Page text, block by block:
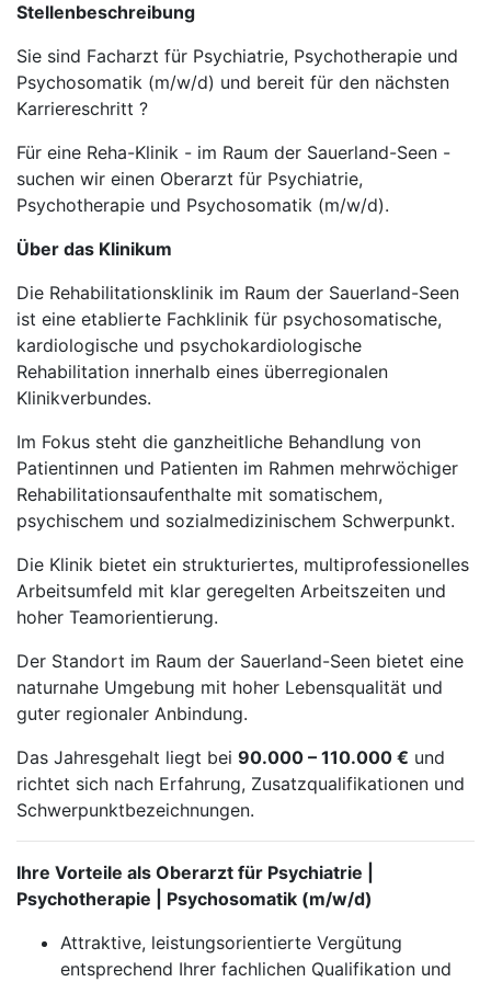
Stellenbeschreibung
Sie sind Facharzt für Psychiatrie, Psychotherapie und
Psychosomatik (m/w/d) und bereit für den nächsten
Karriereschritt ?
Für eine Reha-Klinik - im Raum der Sauerland-Seen -
suchen wir einen Oberarzt für Psychiatrie,
Psychotherapie und Psychosomatik (m/w/d).
Über das Klinikum
Die Rehabilitationsklinik im Raum der Sauerland-Seen
ist eine etablierte Fachklinik für psychosomatische,
kardiologische und psychokardiologische
Rehabilitation innerhalb eines überregionalen
Klinikverbundes.
Im Fokus steht die ganzheitliche Behandlung von
Patientinnen und Patienten im Rahmen mehrwöchiger
Rehabilitationsaufenthalte mit somatischem,
psychischem und sozialmedizinischem Schwerpunkt.
Die Klinik bietet ein strukturiertes, multiprofessionelles
Arbeitsumfeld mit klar geregelten Arbeitszeiten und
hoher Teamorientierung.
Der Standort im Raum der Sauerland-Seen bietet eine
naturnahe Umgebung mit hoher Lebensqualität und
guter regionaler Anbindung.
Das Jahresgehalt liegt bei 90.000 – 110.000 € und
richtet sich nach Erfahrung, Zusatzqualifikationen und
Schwerpunktbezeichnungen.
Ihre Vorteile als Oberarzt für Psychiatrie |
Psychotherapie | Psychosomatik (m/w/d)
Attraktive, leistungsorientierte Vergütung
entsprechend Ihrer fachlichen Qualifikation und